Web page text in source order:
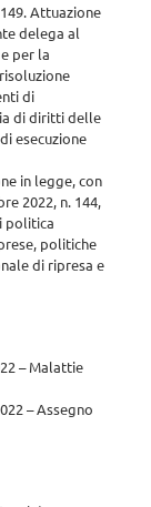
Attuazione
delega al
per la
di
di diritti delle
esecuzione
in legge, con
2022, n. 144,
politica
politiche
di ripresa e
– Malattie
– Assegno